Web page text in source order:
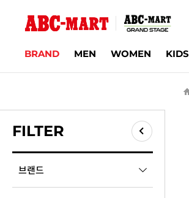
BRAND MEN WOMEN KIDS
FILTER
브랜드